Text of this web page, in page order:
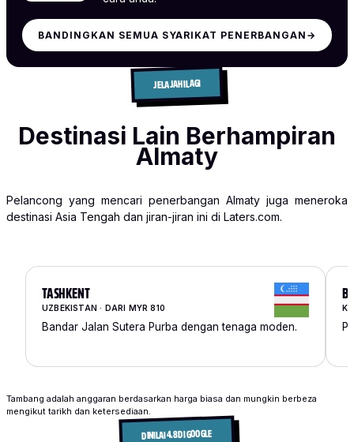
BANDINGKAN SEMUA SYARIKAT PENERBANGAN →
JELAJAHI LAGI
Destinasi Lain Berhampiran
Almaty
Pelancong yang mencari penerbangan Almaty juga meneroka
destinasi Asia Tengah dan jiran-jiran ini di Laters.com.
TASHKENT
UZBEKISTAN · DARI MYR 810
Bandar Jalan Sutera Purba dengan tenaga moden.
Tambang adalah anggaran berdasarkan harga biasa dan mungkin berbeza
mengikut tarikh dan ketersediaan.
DINILAI 4.8 DI GOOGLE